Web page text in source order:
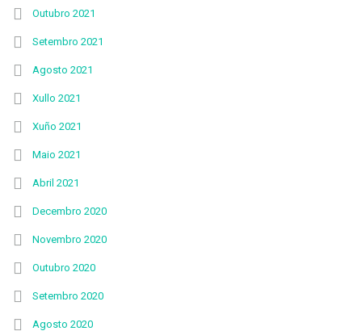
Outubro 2021
Setembro 2021
Agosto 2021
Xullo 2021
Xuño 2021
Maio 2021
Abril 2021
Decembro 2020
Novembro 2020
Outubro 2020
Setembro 2020
Agosto 2020